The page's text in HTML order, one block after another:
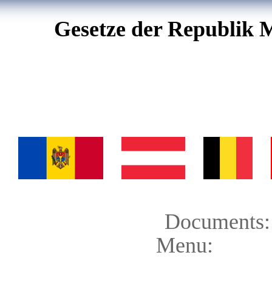
Gesetze der Republik
Documents:
Menu: